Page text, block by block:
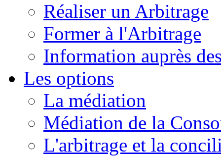
Réaliser un Arbitrage
Former à l'Arbitrage
Information auprès
Les options
La médiation
Médiation de la
L'arbitrage et la